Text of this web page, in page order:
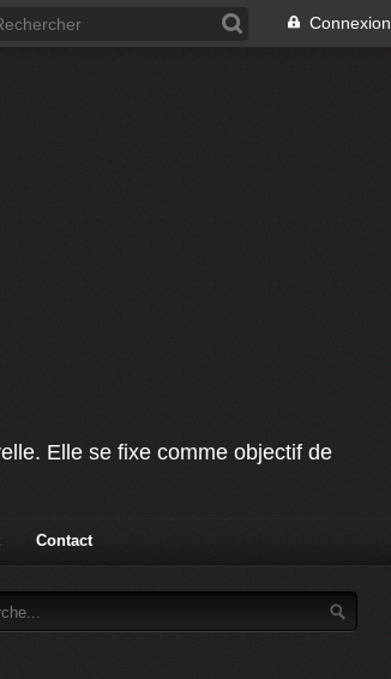
Connexion
Elle se fixe comme objectif de
Contact